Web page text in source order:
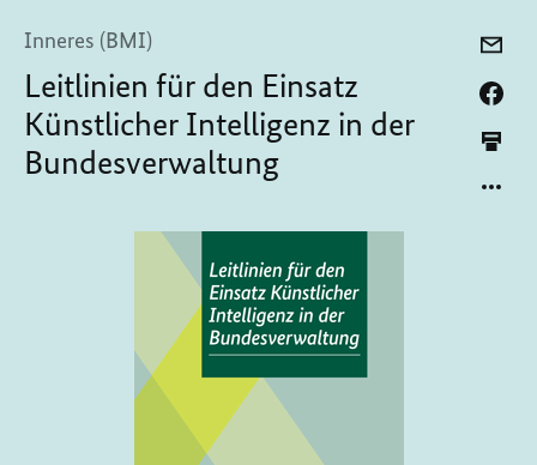
Inneres (BMI)
Leitlinien für den Einsatz
Künstlicher Intelligenz in der
Bundesverwaltung